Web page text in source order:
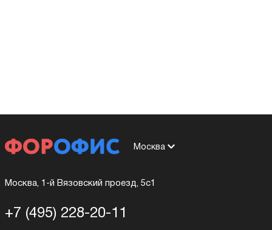
Москва
Москва, 1-й Вязовский проезд, 5с1
+7 (495) 228-20-11